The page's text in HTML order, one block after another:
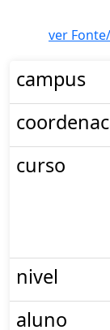
ver
campus
curso
nivel
aluno